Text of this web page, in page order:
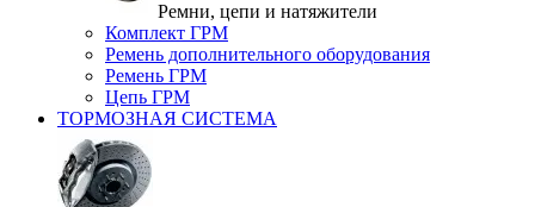
Ремни, цепи и натяжители
Комплект ГРМ
Ремень дополнительного оборудования
Ремень ГРМ
Цепь ГРМ
ТОРМОЗНАЯ СИСТЕМА